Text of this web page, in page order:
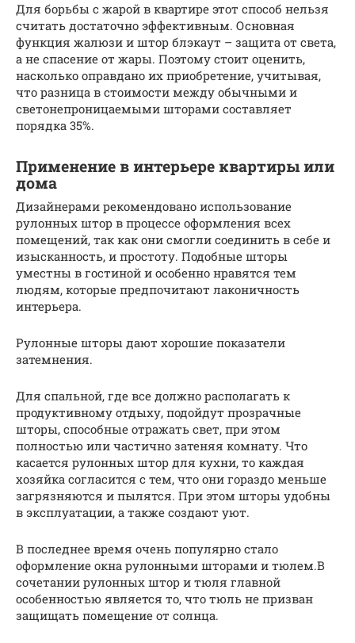
Для борьбы с жарой в квартире этот способ нельзя
считать достаточно эффективным. Основная
функция жалюзи и штор блэкаут – защита от света,
а не спасение от жары. Поэтому стоит оценить,
насколько оправдано их приобретение, учитывая,
что разница в стоимости между обычными и
светонепроницаемыми шторами составляет
порядка 35%.
Применение в интерьере квартиры или
дома
Дизайнерами рекомендовано использование
рулонных штор в процессе оформления всех
помещений, так как они смогли соединить в себе и
изысканность, и простоту. Подобные шторы
уместны в гостиной и особенно нравятся тем
людям, которые предпочитают лаконичность
интерьера.
Рулонные шторы дают хорошие показатели
затемнения.
Для спальной, где все должно располагать к
продуктивному отдыху, подойдут прозрачные
шторы, способные отражать свет, при этом
полностью или частично затеняя комнату. Что
касается рулонных штор для кухни, то каждая
хозяйка согласится с тем, что они гораздо меньше
загрязняются и пылятся. При этом шторы удобны
в эксплуатации, а также создают уют.
В последнее время очень популярно стало
оформление окна рулонными шторами и тюлем.В
сочетании рулонных штор и тюля главной
особенностью является то, что тюль не призван
защищать помещение от солнца.